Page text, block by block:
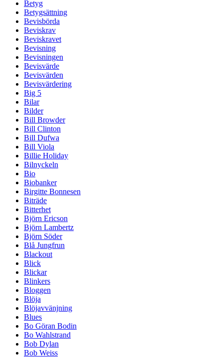
Betyg
Betygsättning
Bevisbörda
Beviskrav
Beviskravet
Bevisning
Bevisningen
Bevisvärde
Bevisvärden
Bevisvärdering
Big 5
Bilar
Bilder
Bill Browder
Bill Clinton
Bill Dufwa
Bill Viola
Billie Holiday
Bilnyckeln
Bio
Biobanker
Birgitte Bonnesen
Biträde
Bitterhet
Björn Ericson
Björn Lambertz
Björn Söder
Blå Jungfrun
Blackout
Blick
Blickar
Blinkers
Bloggen
Blöja
Blöjavvänjning
Blues
Bo Göran Bodin
Bo Wahlstrand
Bob Dylan
Bob Weiss